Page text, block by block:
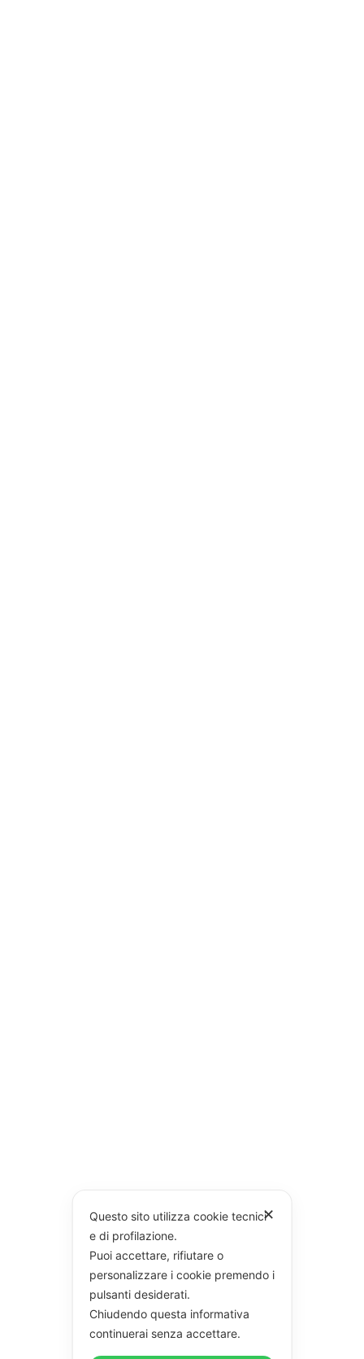
✕
Questo sito utilizza cookie tecnici
e di profilazione.
Puoi accettare, rifiutare o
personalizzare i cookie premendo i
pulsanti desiderati.
Chiudendo questa informativa
continuerai senza accettare.